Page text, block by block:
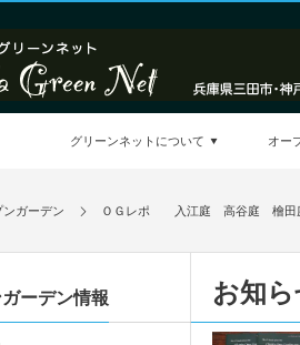
グリーンネットについて オー
ンガーデン ＯＧレポ 入江庭 高谷庭 檜田
お知ら
ーデン情報